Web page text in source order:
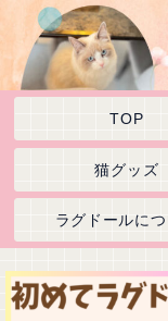
TOP
猫グッズ
ラグドールに